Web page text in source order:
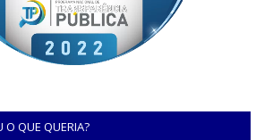
O QUE QUERIA?